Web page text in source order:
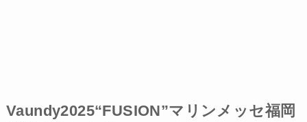
Vaundy2025“FUSION”マリンメッセ福岡